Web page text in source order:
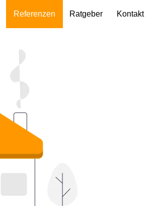
Referenzen Ratgeber Kontakt